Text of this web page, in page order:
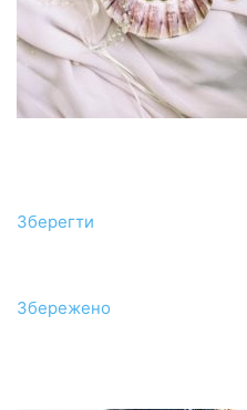
Зберегти
Збережено